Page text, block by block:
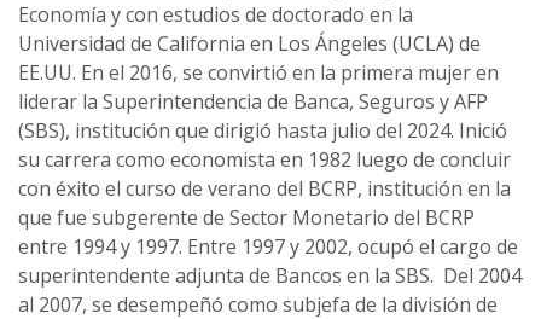
Economía y con estudios de doctorado en la
Universidad de California en Los Ángeles (UCLA) de
EE.UU. En el 2016, se convirtió en la primera mujer en
liderar la Superintendencia de Banca, Seguros y AFP
(SBS), institución que dirigió hasta julio del 2024. Inició
su carrera como economista en 1982 luego de concluir
con éxito el curso de verano del BCRP, institución en la
que fue subgerente de Sector Monetario del BCRP
entre 1994 y 1997. Entre 1997 y 2002, ocupó el cargo de
superintendente adjunta de Bancos en la SBS. Del 2004
al 2007, se desempeñó como subjefa de la división de